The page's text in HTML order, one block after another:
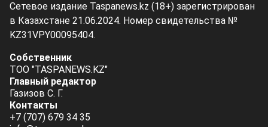
Сетевое издание Taspanews.kz (18+) зарегистрирован
в Казахстане 21.06.2024. Номер свидетельства №
KZ31VPY00095404.
Собственник
ТОО "TASPANEWS.KZ"
Главный редактор
Газизов С. Г.
Контакты
+7 (707) 679 34 35